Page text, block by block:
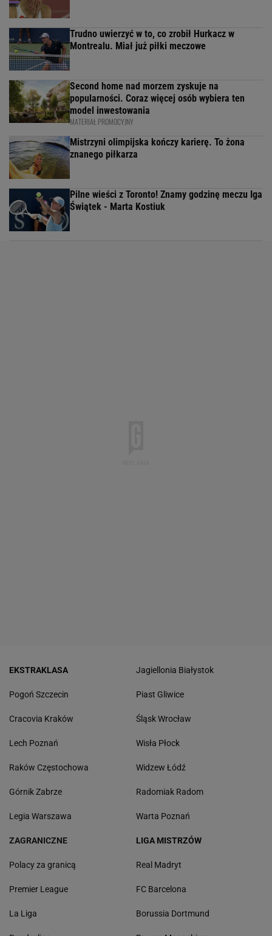
Trudno uwierzyć w to, co zrobił Hurkacz w
Montrealu. Miał już piłki meczowe
Second home nad morzem zyskuje na
popularności. Coraz więcej osób wybiera ten
model inwestowania
MATERIAŁ PROMOCYJNY
Mistrzyni olimpijska kończy karierę. To żona
znanego piłkarza
Pilne wieści z Toronto! Znamy godzinę meczu Iga
Świątek - Marta Kostiuk
EKSTRAKLASA
Pogoń Szczecin
Cracovia Kraków
Lech Poznań
Raków Częstochowa
Górnik Zabrze
Legia Warszawa
Jagiellonia Białystok
Piast Gliwice
Śląsk Wrocław
Wisła Płock
Widzew Łódź
Radomiak Radom
Warta Poznań
ZAGRANICZNE
Polacy za granicą
Premier League
La Liga
LIGA MISTRZÓW
Real Madryt
FC Barcelona
Borussia Dortmund